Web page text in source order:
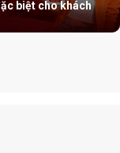
biệt cho khách